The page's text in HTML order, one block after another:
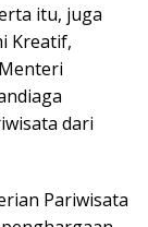
itu, juga
Kreatif,
dari
Pariwisata